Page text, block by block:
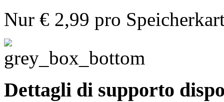
Nur € 2,99 pro
Dettagli di supporto